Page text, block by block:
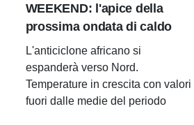
WEEKEND: l'apice della
prossima ondata di caldo
L'anticiclone africano si
espanderà verso Nord.
Temperature in crescita con valori
fuori dalle medie del periodo